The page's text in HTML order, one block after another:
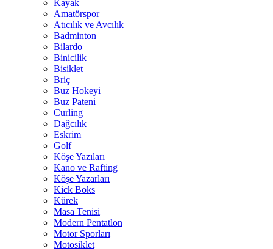
Kayak
Amatörspor
Atıcılık ve Avcılık
Badminton
Bilardo
Binicilik
Bisiklet
Briç
Buz Hokeyi
Buz Pateni
Curling
Dağcılık
Eskrim
Golf
Köşe Yazıları
Kano ve Rafting
Köşe Yazarları
Kick Boks
Kürek
Masa Tenisi
Modern Pentatlon
Motor Sporları
Motosiklet